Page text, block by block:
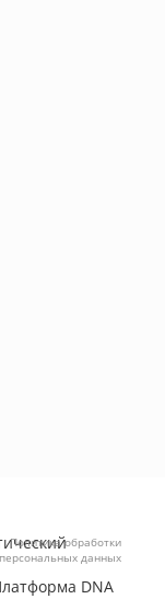
DNA
Политика обработки
персональных данных